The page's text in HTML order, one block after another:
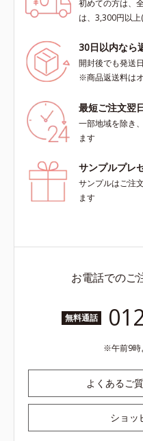
初めての方は、
は、3,300円以
30日以内なら
開封後でも発送
※商品返送料は
最短ご注文翌
一部地域を除き
ます
サンプルプレ
サンプルはご注
ます
お電話でのご
無料通話
午前9
よくあるご
ショッ